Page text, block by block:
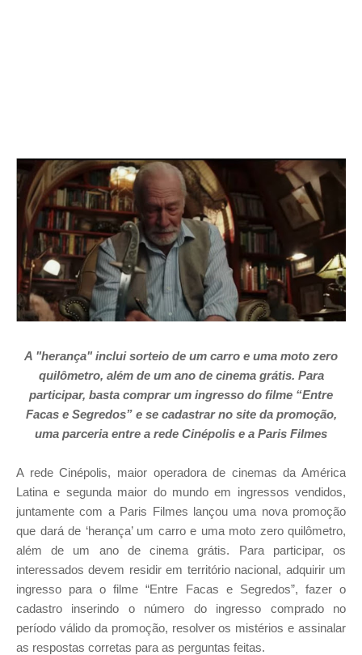
A "herança" inclui sorteio de um carro e uma moto zero
quilômetro, além de um ano de cinema grátis. Para
participar, basta comprar um ingresso do filme “Entre
Facas e Segredos” e se cadastrar no site da promoção,
uma parceria entre a rede Cinépolis e a Paris Filmes
A rede Cinépolis, maior operadora de cinemas da América
Latina e segunda maior do mundo em ingressos vendidos,
juntamente com a Paris Filmes lançou uma nova promoção
que dará de ‘herança’ um carro e uma moto zero quilômetro,
além de um ano de cinema grátis. Para participar, os
interessados devem residir em território nacional, adquirir um
ingresso para o filme “Entre Facas e Segredos”, fazer o
cadastro inserindo o número do ingresso comprado no
período válido da promoção, resolver os mistérios e assinalar
as respostas corretas para as perguntas feitas.